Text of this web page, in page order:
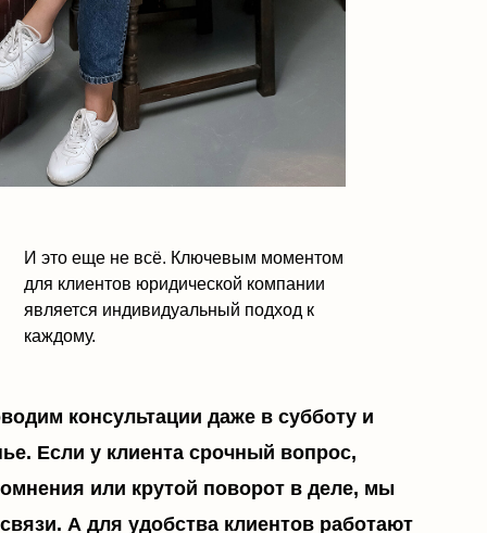
потребности:
пакета документов по всем
даже в субботу и
срочный вопрос,
крутой поворот в деле, мы
удобства клиентов работают